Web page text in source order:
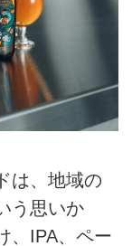
は、地域の
う思いか
、IPA、ペー